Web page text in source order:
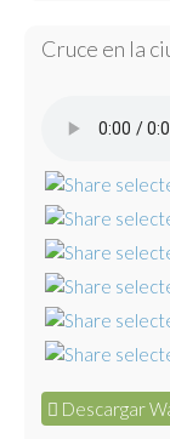
Cruce en la
Descargar